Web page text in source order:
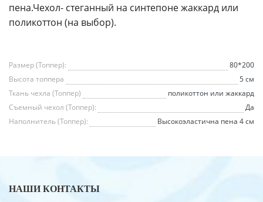
пена.Чехол- стеганный на синтепоне жаккард или
поликоттон (на выбор).
Размер (Топпер):
80*200
Высота топпера
5 см
Ткань чехла (Топпер)
поликоттон или жаккард
Съемный чехол (Топпер):
Да
Наполнитель (Топпер):
Высокоэластична пена 4 см
НАШИ КОНТАКТЫ